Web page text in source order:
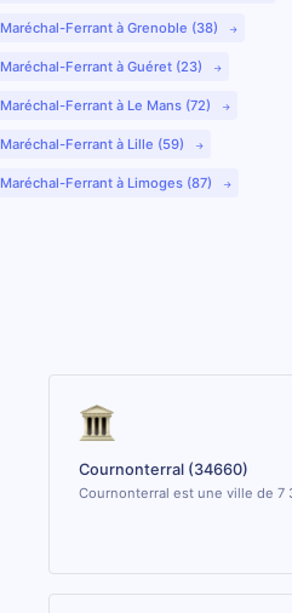
Maréchal-Ferrant à Grenoble (38)
Maréchal-Ferrant à Guéret (23)
Maréchal-Ferrant à Le Mans (72)
Maréchal-Ferrant à Lille (59)
Maréchal-Ferrant à Limoges (87)
Cournonterral (34660)
Cournonterral est une ville de 7